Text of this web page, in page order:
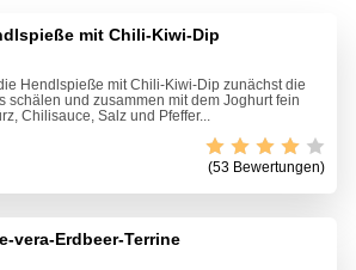
mit Chili-Kiwi-Dip
Hendlspieße mit Chili-Kiwi-Dip zunächst die
schälen und zusammen mit dem Joghurt fein
Chilisauce, Salz und Pfeffer...
(53 Bewertungen)
vera-Erdbeer-Terrine